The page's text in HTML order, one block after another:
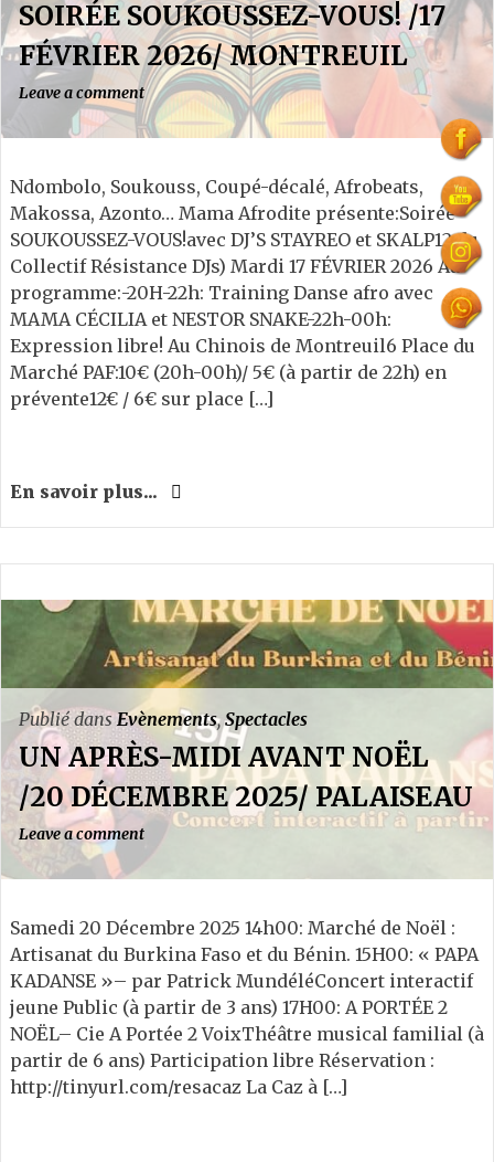
SOIRÉE SOUKOUSSEZ-VOUS! /17
FÉVRIER 2026/ MONTREUIL
Leave a comment
Ndombolo, Soukouss, Coupé-décalé, Afrobeats,
Makossa, Azonto… Mama Afrodite présente:Soirée
SOUKOUSSEZ-VOUS!avec DJ’S STAYREO et SKALP12 du
Collectif Résistance DJs) Mardi 17 FÉVRIER 2026 Au
programme:-20H-22h: Training Danse afro avec
MAMA CÉCILIA et NESTOR SNAKE-22h-00h:
Expression libre! Au Chinois de Montreuil6 Place du
Marché PAF:10€ (20h-00h)/ 5€ (à partir de 22h) en
prévente12€ / 6€ sur place […]
En savoir plus...
Publié dansEvènements,Spectacles
UN APRÈS-MIDI AVANT NOËL
/20 DÉCEMBRE 2025/ PALAISEAU
Leave a comment
Samedi 20 Décembre 2025 14h00: Marché de Noël :
Artisanat du Burkina Faso et du Bénin. 15H00: « PAPA
KADANSE »– par Patrick MundéléConcert interactif
jeune Public (à partir de 3 ans) 17H00: A PORTÉE 2
NOËL– Cie A Portée 2 VoixThéâtre musical familial (à
partir de 6 ans) Participation libre Réservation :
http://tinyurl.com/resacaz La Caz à […]